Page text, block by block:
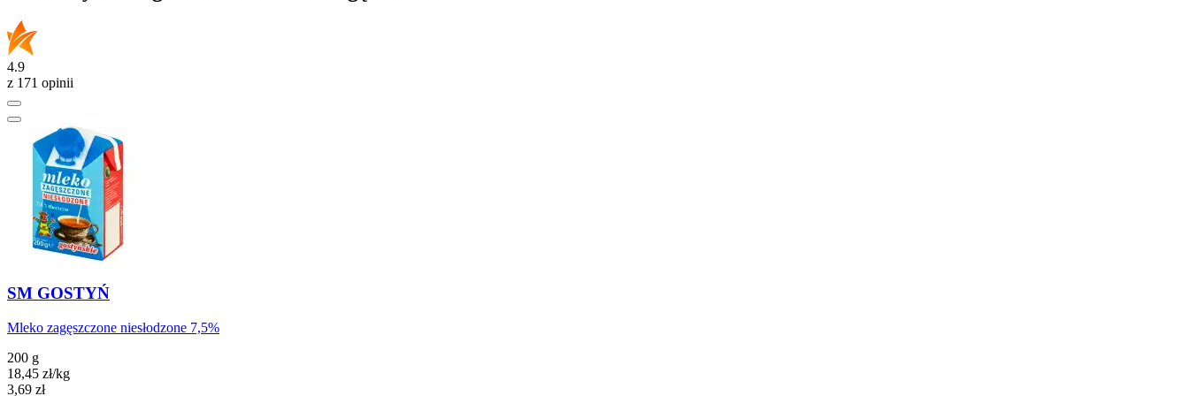
4.9
z 171 opinii
SM GOSTYŃ
Mleko zagęszczone niesłodzone 7,5%
200 g
18,45 zł/kg
Cena
3,69 zł